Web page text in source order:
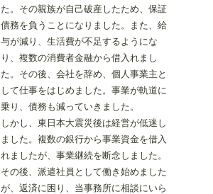
た。その親族が自己破産したため、保証
債務を負うことになりました。また、給
与が減り、生活費が不足するようにな
り、複数の消費者金融から借入れまし
た。その後、会社を辞め、個人事業主と
して仕事をはじめました。事業が軌道に
乗り、債務も減っていきました。
しかし、東日本大震災後は経営が低迷し
ました。複数の銀行から事業資金を借入
れましたが、事業継続を断念しました。
その後、派遣社員として働き始めました
が、返済に困り、当事務所に相談にいら